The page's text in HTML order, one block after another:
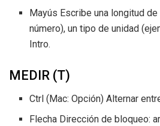
Mayús Escribe una longitud
número), un tipo de unidad
Intro.
MEDIR (T)
Ctrl (Mac: Opción) Alternar
Flecha Dirección de bloqueo: